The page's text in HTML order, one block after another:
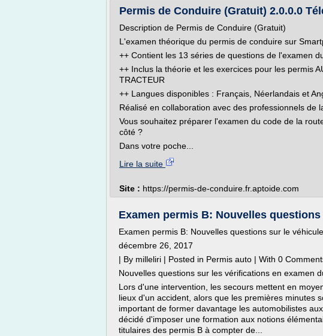
Permis de Conduire (Gratuit) 2.0.0.0
Description de Permis de Conduire (Gratuit)
L'examen théorique du permis de conduire sur
++ Contient les 13 séries de questions de l'examen
++ Inclus la théorie et les exercices pour les permis
TRACTEUR
++ Langues disponibles : Français, Néerlandais et
Réalisé en collaboration avec des professionnels de
Vous souhaitez préparer l'examen du code de la
côté ?
Dans votre poche...
Lire la suite
Site : https://permis-de-conduire.fr.aptoide.com
Examen permis B: Nouvelles
Examen permis B: Nouvelles questions sur le
décembre 26, 2017
| By milleliri | Posted in Permis auto | With 0
Nouvelles questions sur les vérifications en examen
Lors d'une intervention, les secours mettent en
lieux d'un accident, alors que les premières minutes
important de former davantage les automobilistes
décidé d'imposer une formation aux notions
titulaires des permis B à compter de...